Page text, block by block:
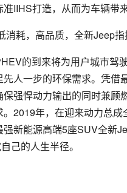
IIHS打造，从而为车辆带
的到来将为用户城市驾
人一步的环保需求。凭
强悍动力输出的同时兼
2019年，在迎来动力总
新能源高端5座SUV全新
己的人生半径。